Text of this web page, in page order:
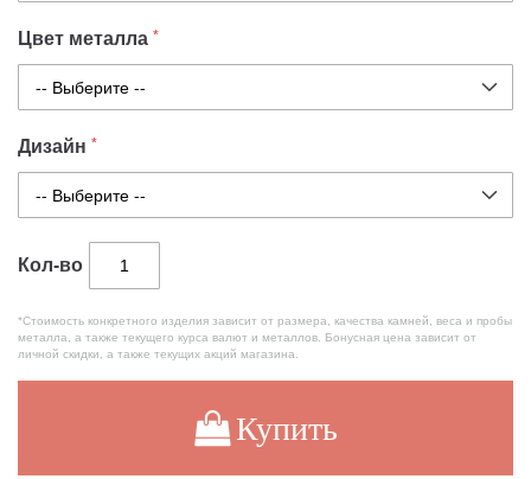
Цвет металла
Дизайн
Кол-во
*Стоимость конкретного изделия зависит от размера, качества камней, веса и пробы
металла, а также текущего курса валют и металлов. Бонусная цена зависит от
личной скидки, а также текущих акций магазина.
Купить